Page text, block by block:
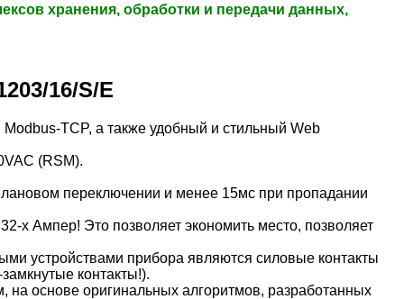
хранения, обработки и передачи данных,
16/S/E
TCP, а также удобный и стильный Web
(RSM).
переключении и менее 15мс при пропадании
х Ампер! Это позволяет экономить место, позволяет
устройствами прибора являются силовые контакты
контакты!).
на основе оригинальных алгоритмов, разработанных